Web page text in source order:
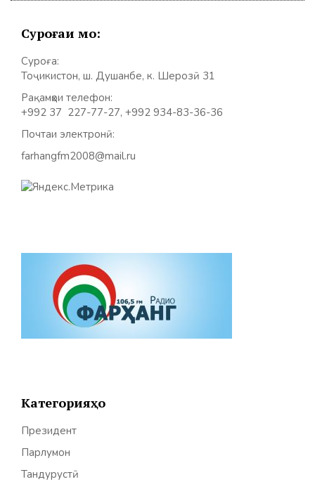
Суроғаи мо:
Суроға:
Тоҷикистон, ш. Душанбе, к. Шерозӣ 31
Рақамҳои телефон:
+992 37 227-77-27, +992 934-83-36-36
Почтаи электронӣ:
farhangfm2008@mail.ru
Категорияҳо
Президент
Парлумон
Тандурустӣ